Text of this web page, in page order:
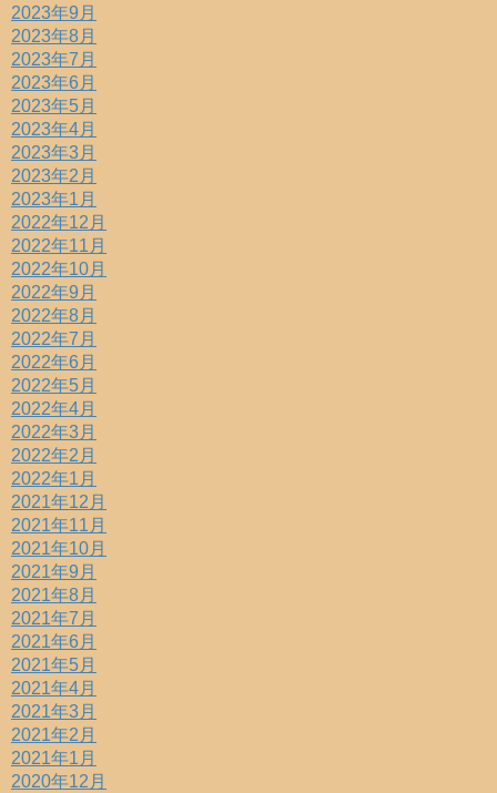
2023年9月
2023年8月
2023年7月
2023年6月
2023年5月
2023年4月
2023年3月
2023年2月
2023年1月
2022年12月
2022年11月
2022年10月
2022年9月
2022年8月
2022年7月
2022年6月
2022年5月
2022年4月
2022年3月
2022年2月
2022年1月
2021年12月
2021年11月
2021年10月
2021年9月
2021年8月
2021年7月
2021年6月
2021年5月
2021年4月
2021年3月
2021年2月
2021年1月
2020年12月